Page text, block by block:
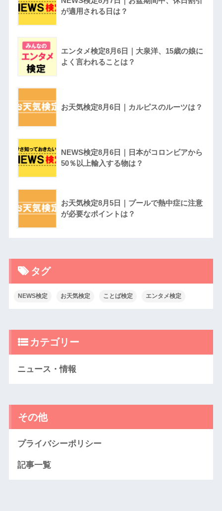
が適用される日は？
エンタメ検定8月6日｜大泉洋、15歳の娘に
よく言われることは？
お天気検定8月6日｜カルピスのルーツは？
NEWS検定8月6日｜日本がコロンビアから
50％以上輸入する物は？
お天気検定8月5日｜プールで熱中症に注意
が必要なポイントは？
タグ
NEWS検定 お天気検定 ことば検定 エンタメ検定
カテゴリー
ニュース・情報
その他
プライバシーポリシー
記事一覧